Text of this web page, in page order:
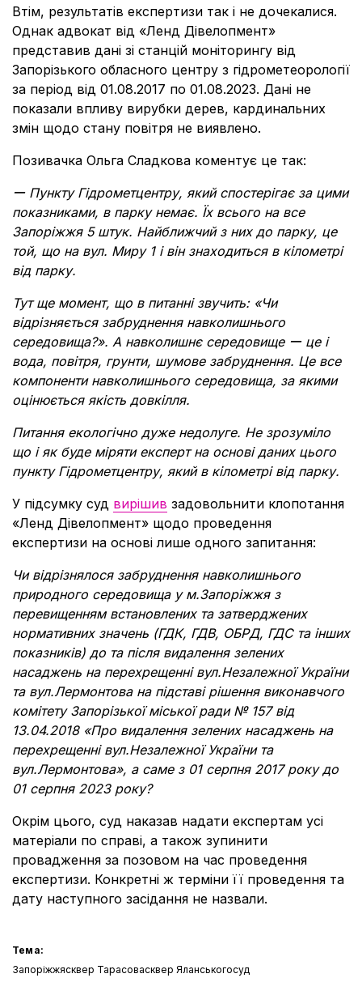
Втім, результатів експертизи так і не дочекалися.
Однак адвокат від «Ленд Дівелопмент»
представив дані зі станцій моніторингу від
Запорізького обласного центру з гідрометеорології
за період від 01.08.2017 по 01.08.2023. Дані не
показали впливу вирубки дерев, кардинальних
змін щодо стану повітря не виявлено.
Позивачка Ольга Сладкова коментує це так:
ー Пункту Гідрометцентру, який спостерігає за цими
показниками, в парку немає. Їх всього на все
Запоріжжя 5 штук. Найближчий з них до парку, це
той, що на вул. Миру 1 і він знаходиться в кілометрі
від парку.
Тут ще момент, що в питанні звучить: «Чи
відрізняється забруднення навколишнього
середовища?». А навколишнє середовище ー це і
вода, повітря, грунти, шумове забруднення. Це все
компоненти навколишнього середовища, за якими
оцінюється якість довкілля.
Питання екологічно дуже недолуге. Не зрозуміло
що і як буде міряти експерт на основі даних цього
пункту Гідрометцентру, який в кілометрі від парку.
У підсумку суд вирішив задовольнити клопотання
«Ленд Дівелопмент» щодо проведення
експертизи на основі лише одного запитання:
Чи відрізнялося забруднення навколишнього
природного середовища у м.Запоріжжя з
перевищенням встановлених та затверджених
нормативних значень (ГДК, ГДВ, ОБРД, ГДС та інших
показників) до та після видалення зелених
насаджень на перехрещенні вул.Незалежної України
та вул.Лермонтова на підставі рішення виконавчого
комітету Запорізької міської ради № 157 від
13.04.2018 «Про видалення зелених насаджень на
перехрещенні вул.Незалежної України та
вул.Лермонтова», а саме з 01 серпня 2017 року до
01 серпня 2023 року?
Окрім цього, суд наказав надати експертам усі
матеріали по справі, а також зупинити
провадження за позовом на час проведення
експертизи. Конкретні ж терміни її проведення та
дату наступного засідання не назвали.
Тема:
Запоріжжясквер Тарасовасквер Яланськогосуд